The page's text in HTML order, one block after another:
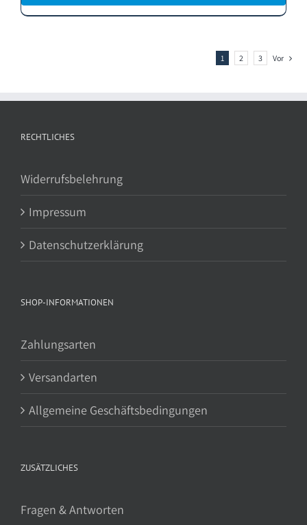
1 2 3 Vor
RECHTLICHES
Widerrufsbelehrung
Impressum
Datenschutzerklärung
SHOP-INFORMATIONEN
Zahlungsarten
Versandarten
Allgemeine Geschäftsbedingungen
ZUSÄTZLICHES
Fragen & Antworten